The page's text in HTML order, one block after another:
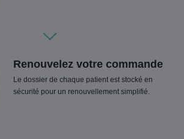
Renouvelez votre commande
Le dossier de chaque patient est stocké en
sécurité pour un renouvellement simplifié.